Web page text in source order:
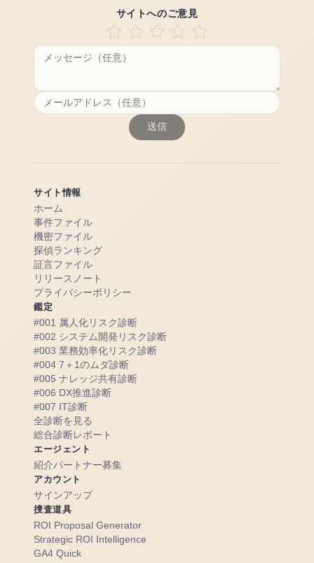
サイトへのご意見
送信
サイト情報
ホーム
事件ファイル
機密ファイル
探偵ランキング
証言ファイル
リリースノート
プライバシーポリシー
鑑定
#001 属人化リスク診断
#002 システム開発リスク診断
#003 業務効率化リスク診断
#004 7＋1のムダ診断
#005 ナレッジ共有診断
#006 DX推進診断
#007 IT診断
全診断を見る
総合診断レポート
エージェント
紹介パートナー募集
アカウント
サインアップ
捜査道具
ROI Proposal Generator
Strategic ROI Intelligence
GA4 Quick